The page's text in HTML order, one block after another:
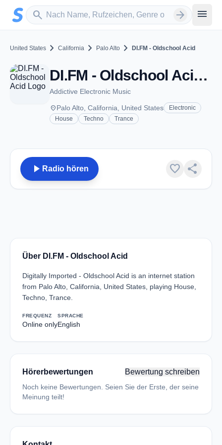
Zum Hauptinhalt springen
search
Sender suchen arrow_forward menu
United States chevron_right California chevron_right Palo Alto chevron_right DI.FM - Oldschool Acid
DI.FM - Oldschool Acid - Palo Alto, CA
Addictive Electronic Music
placePalo Alto, California, United States
Electronic
House
Techno Trance
play_arrow Radio hören favorite share
Über DI.FM - Oldschool Acid
Digitally Imported - Oldschool Acid is an internet station
from Palo Alto, California, United States, playing House,
Techno, Trance.
FREQUENZ
Online only
SPRACHE
English
Hörerbewertungen Bewertung schreiben
Noch keine Bewertungen. Seien Sie der Erste, der seine
Meinung teilt!